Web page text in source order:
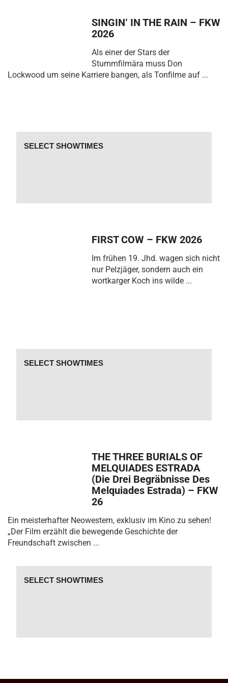
SINGIN‘ IN THE RAIN – FKW
2026
Als einer der Stars der
Stummfilmära muss Don
Lockwood um seine Karriere bangen, als Tonfilme auf ...
SELECT SHOWTIMES
FIRST COW – FKW 2026
Im frühen 19. Jhd. wagen sich nicht
nur Pelzjäger, sondern auch ein
wortkarger Koch ins wilde ...
SELECT SHOWTIMES
THE THREE BURIALS OF
MELQUIADES ESTRADA
(Die Drei Begräbnisse Des
Melquiades Estrada) – FKW
26
Ein meisterhafter Neowestern, exklusiv im Kino zu sehen!
„Der Film erzählt die bewegende Geschichte der
Freundschaft zwischen ...
SELECT SHOWTIMES